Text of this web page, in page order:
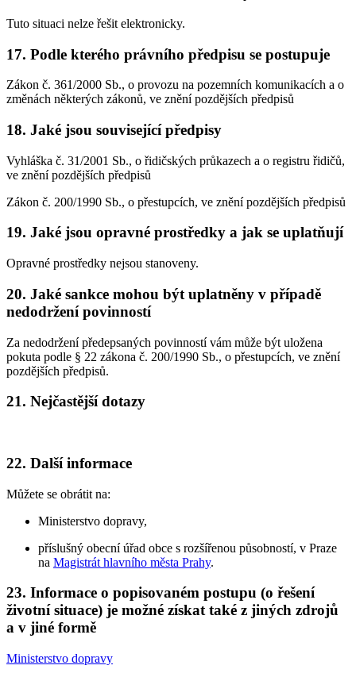
Tuto situaci nelze řešit elektronicky.
17. Podle kterého právního předpisu se postupuje
Zákon č. 361/2000 Sb., o provozu na pozemních komunikacích a o
změnách některých zákonů, ve znění pozdějších předpisů
18. Jaké jsou související předpisy
Vyhláška č. 31/2001 Sb., o řidičských průkazech a o registru řidičů,
ve znění pozdějších předpisů
Zákon č. 200/1990 Sb., o přestupcích, ve znění pozdějších předpisů
19. Jaké jsou opravné prostředky a jak se uplatňují
Opravné prostředky nejsou stanoveny.
20. Jaké sankce mohou být uplatněny v případě
nedodržení povinností
Za nedodržení předepsaných povinností vám může být uložena
pokuta podle § 22 zákona č. 200/1990 Sb., o přestupcích, ve znění
pozdějších předpisů.
21. Nejčastější dotazy
22. Další informace
Můžete se obrátit na:
Ministerstvo dopravy,
příslušný obecní úřad obce s rozšířenou působností, v Praze
na Magistrát hlavního města Prahy.
23. Informace o popisovaném postupu (o řešení
životní situace) je možné získat také z jiných zdrojů
a v jiné formě
Ministerstvo dopravy